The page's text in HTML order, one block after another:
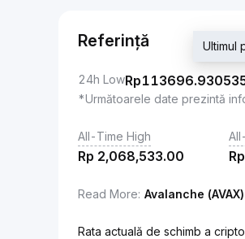
Referință
24h LowRp
Ultimul
*Următoarele date prezintă
All-Time High
Rp 2,068,533.00 Rp
Read More: Avalanche (AVAX)
Rata actuală de schimb a